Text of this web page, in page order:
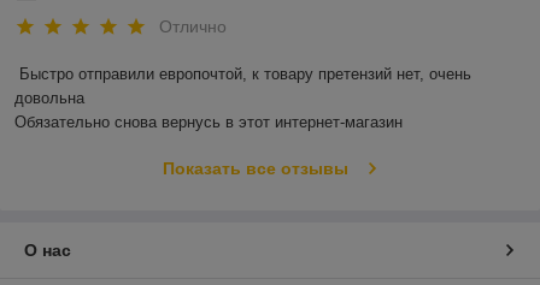
Отлично
Быстро отправили европочтой, к товару претензий нет, очень
довольна
Обязательно снова вернусь в этот интернет-магазин
Показать все отзывы
О нас